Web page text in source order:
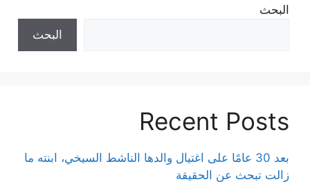
البحث
البحث
Recent Posts
بعد 30 عامًا على اغتيال والدها الناشط السيخي، ابنته ما
زالت تبحث عن الحقيقة